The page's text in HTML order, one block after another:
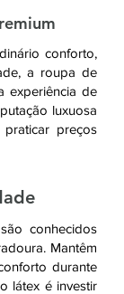
conforto,
a roupa de
experiência de
luxuosa
preços
conhecidos
Mantêm
durante
látex é investir